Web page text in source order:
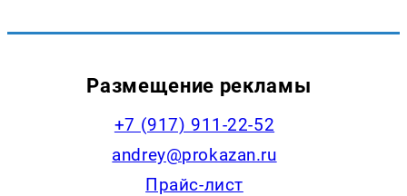
Размещение рекламы
+7 (917) 911-22-52
andrey@prokazan.ru
Прайс-лист